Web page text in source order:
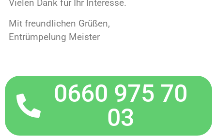
Vielen Dank für Ihr Interesse.
Mit freundlichen Grüßen,
Entrümpelung Meister
0660 975 70
03